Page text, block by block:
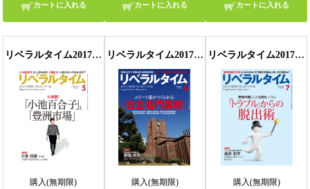
カートに入れる カートに入れる カートに入れる
リベラルタイム2017年5月号
購入(無期限)
リベラルタイム2017年6月号
購入(無期限)
リベラルタイム2017年7月号
購入(無期限)